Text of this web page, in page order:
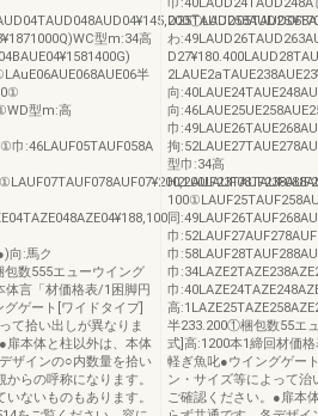
型m:34高
半
型m:高
巾:46LAUF05TAUF058A
向:馬ク
包数555エューウイング
体言「材価格表/1困脚円
ゲート[ワイドタイプ]
て拾い出しが異なりま
扉本体と柱以外は、本体
ザインの○内数量を拾い
らの呼称になります。
ないものもあります。
巾
わ
向
向
巾
拘
型巾:34高
同
巾
巾
巾
巾
高
半233.200①梱包数55エ
式]高:1200本1締回材価
軽ぎ魚叱●ウイングゲー
ン・サイズ等によって
ご確認ください。●扉本